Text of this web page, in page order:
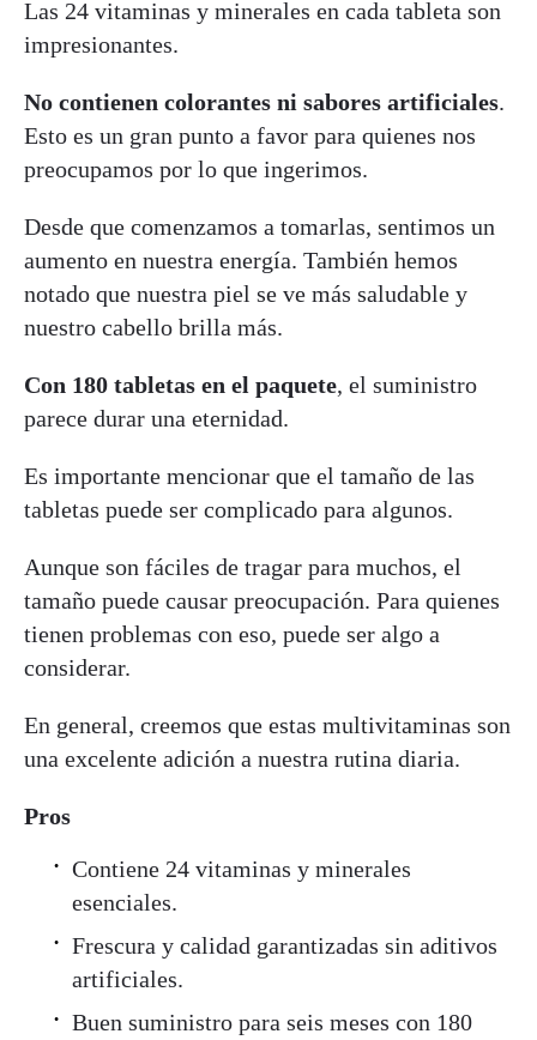
Las 24 vitaminas y minerales en cada tableta son
impresionantes.
No contienen colorantes ni sabores artificiales.
Esto es un gran punto a favor para quienes nos
preocupamos por lo que ingerimos.
Desde que comenzamos a tomarlas, sentimos un
aumento en nuestra energía. También hemos
notado que nuestra piel se ve más saludable y
nuestro cabello brilla más.
Con 180 tabletas en el paquete, el suministro
parece durar una eternidad.
Es importante mencionar que el tamaño de las
tabletas puede ser complicado para algunos.
Aunque son fáciles de tragar para muchos, el
tamaño puede causar preocupación. Para quienes
tienen problemas con eso, puede ser algo a
considerar.
En general, creemos que estas multivitaminas son
una excelente adición a nuestra rutina diaria.
Pros
Contiene 24 vitaminas y minerales
esenciales.
Frescura y calidad garantizadas sin aditivos
artificiales.
Buen suministro para seis meses con 180